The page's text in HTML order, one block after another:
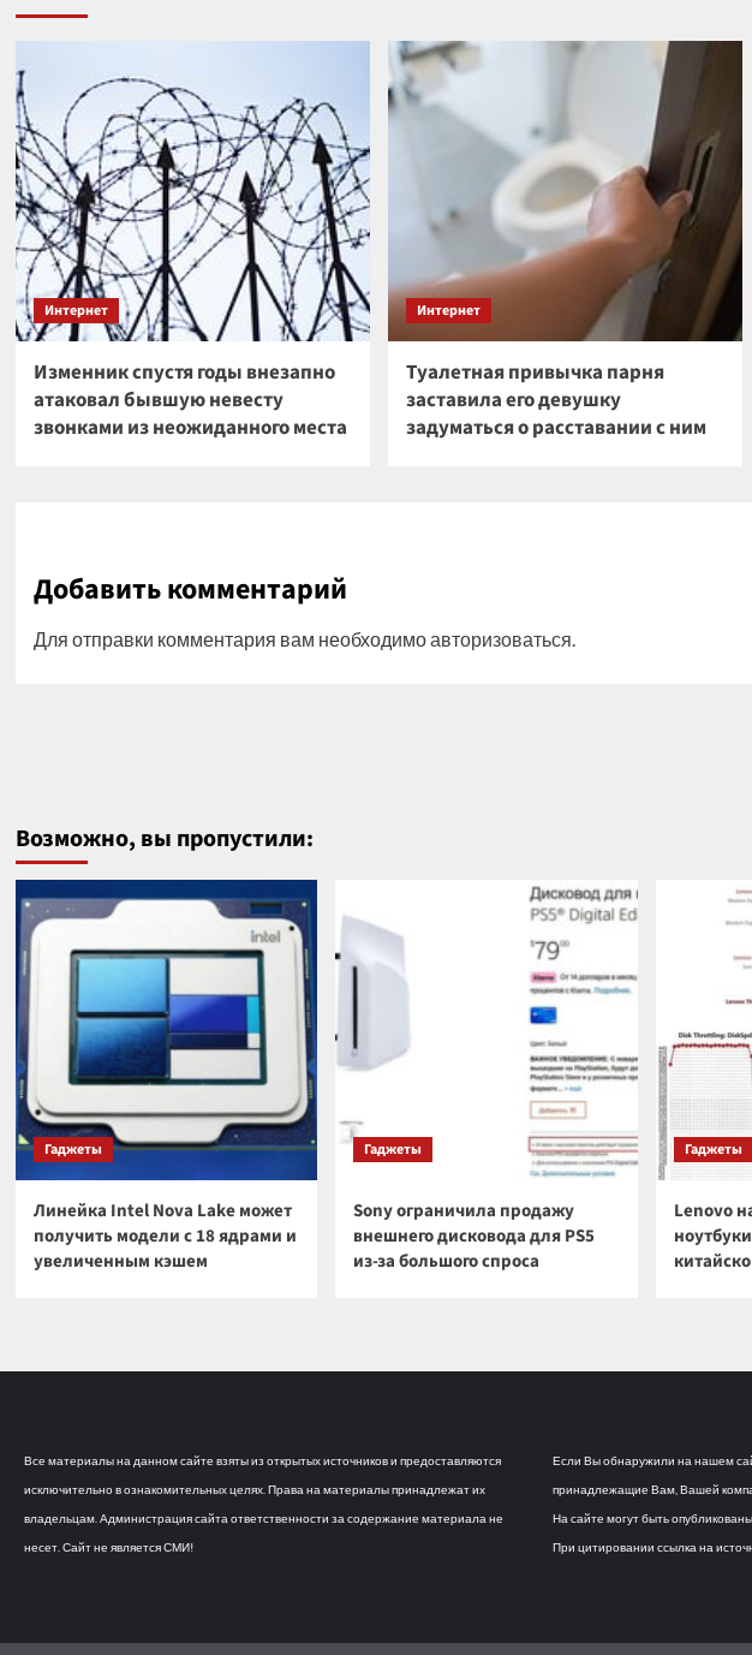
Интернет
Изменник спустя годы внезапно
атаковал бывшую невесту
звонками из неожиданного места
Интернет
Туалетная привычка парня
заставила его девушку
задуматься о расставании с ним
Добавить комментарий
Для отправки комментария вам необходимоавторизоваться.
Возможно, вы пропустили:
Гаджеты
Линейка Intel Nova Lake может
получить модели с 18 ядрами и
увеличенным кэшем
Гаджеты
Sony ограничила продажу
внешнего дисковода для PS5
из-за большого спроса
Гаджеты
Lenovo
Все материалы на данном сайте взяты из открытых источников и предоставляются
исключительно в ознакомительных целях. Права на материалы принадлежат их
владельцам. Администрация сайта ответственности за содержание материала не
несет. Сайт не является СМИ!
Если Вы обнаружили на нашем
принадлежащие Вам, Вашей
На сайте могут быть
При цитировании ссылка на